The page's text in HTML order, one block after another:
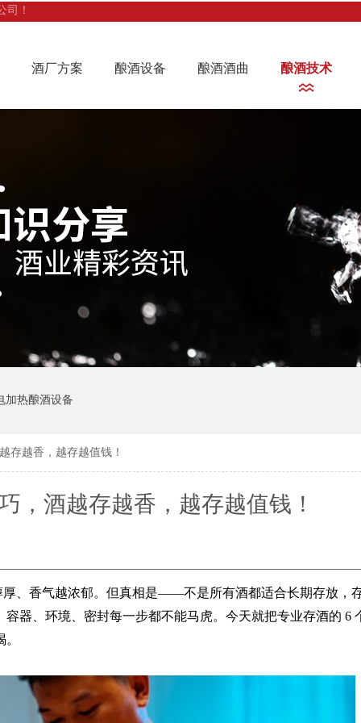
司！
酒厂方案 酿酒设备 酿酒酒曲 酿酒技术
加热酿酒设备
存越香，越存越值钱！
，酒越存越香，越存越值钱！
、香气越浓郁。但真相是——不是所有酒都适合长期存放，
器、环境、密封每一步都不能马虎。今天就把专业存酒的 6